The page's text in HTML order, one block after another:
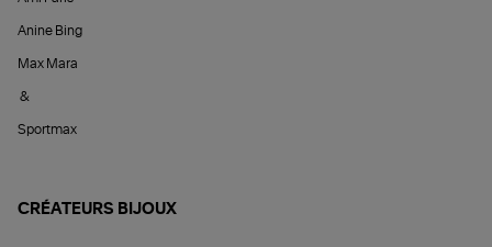
Anine Bing
Max Mara
&
Sportmax
CRÉATEURS BIJOUX